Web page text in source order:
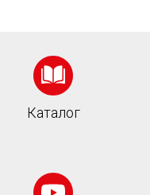
Каталог